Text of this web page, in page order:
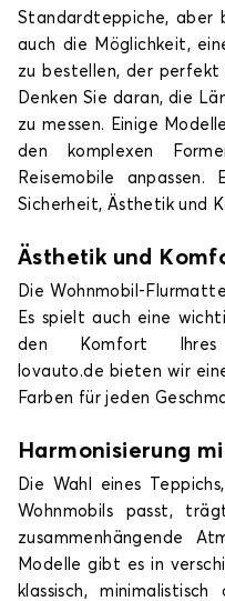
Standardteppiche, aber
auch die Möglichkeit,
zu bestellen, der perfekt
Denken Sie daran, die
zu messen. Einige
den komplexen
Reisemobile
Sicherheit, Ästhetik und
Ästhetik und
Die Wohnmobil-
Es spielt auch eine
den Komfort
lovauto.de bieten wir
Farben für jeden
Harmonisierung
Die Wahl eines
Wohnmobils passt,
zusammenhängende
Modelle gibt es in
klassisch,